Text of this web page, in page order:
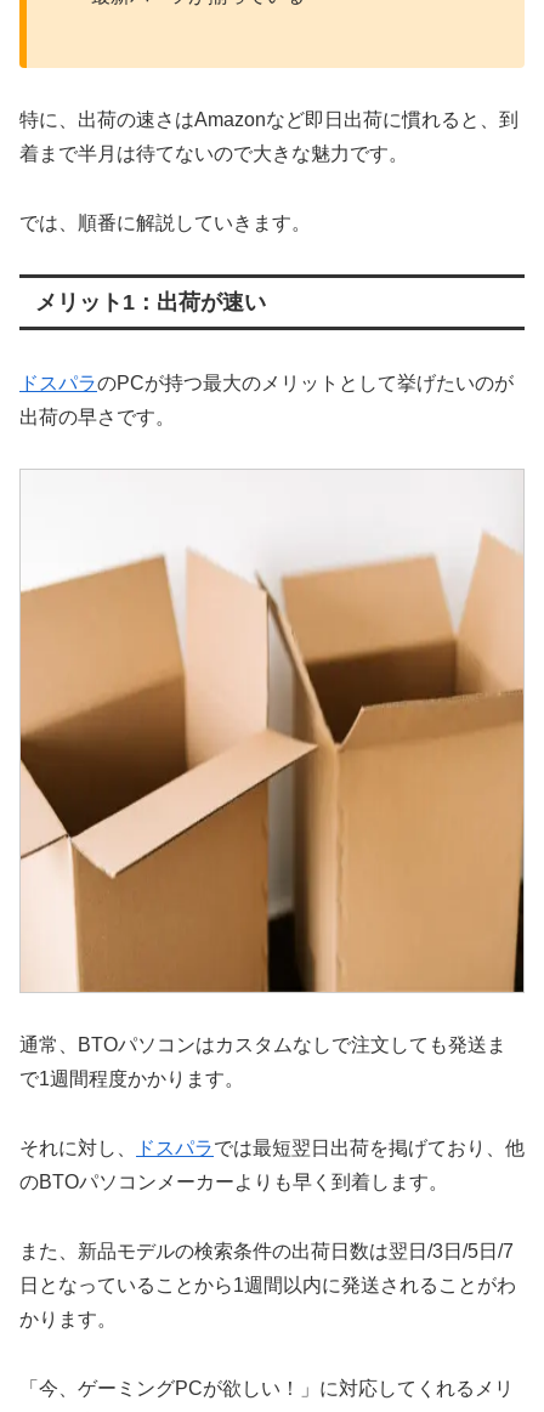
特に、出荷の速さはAmazonなど即日出荷に慣れると、到
着まで半月は待てないので大きな魅力です。
では、順番に解説していきます。
メリット1：出荷が速い
ドスパラのPCが持つ最大のメリットとして挙げたいのが
出荷の早さです。
通常、BTOパソコンはカスタムなしで注文しても発送ま
で1週間程度かかります。
それに対し、 ドスパラでは最短翌日出荷を掲げており、他
のBTOパソコンメーカーよりも早く到着します。
また、新品モデルの検索条件の出荷日数は翌日/3日/5日/7
日となっていることから1週間以内に発送されることがわ
かります。
「今、ゲーミングPCが欲しい！」に対応してくれるメリ